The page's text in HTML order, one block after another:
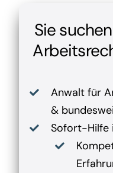
Sie
Anwalt für
&
Sofort-Hilfe